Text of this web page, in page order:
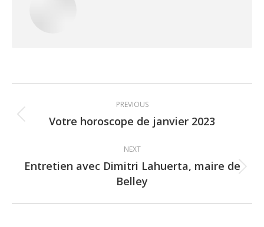
navigation
PREVIOUS
Previous
Votre horoscope de janvier 2023
NEXT
Next
post:
Entretien avec Dimitri Lahuerta, maire de
Belley